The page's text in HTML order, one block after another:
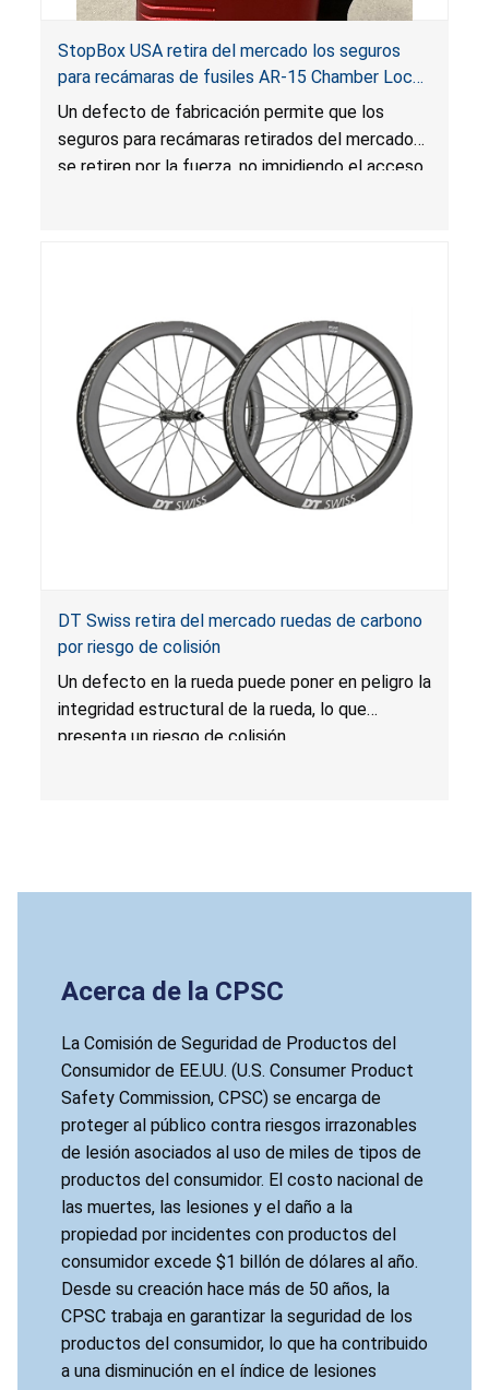
StopBox USA retira del mercado los seguros
para recámaras de fusiles AR-15 Chamber Lock
Pros por riesgo de lesión grave y muerte
Un defecto de fabricación permite que los
seguros para recámaras retirados del mercado
se retiren por la fuerza, no impidiendo el acceso
DT Swiss retira del mercado ruedas de carbono
por riesgo de colisión
Un defecto en la rueda puede poner en peligro la
integridad estructural de la rueda, lo que
presenta un riesgo de colisión.
Acerca de la CPSC
La Comisión de Seguridad de Productos del
Consumidor de EE.UU. (U.S. Consumer Product
Safety Commission, CPSC) se encarga de
proteger al público contra riesgos irrazonables
de lesión asociados al uso de miles de tipos de
productos del consumidor. El costo nacional de
las muertes, las lesiones y el daño a la
propiedad por incidentes con productos del
consumidor excede $1 billón de dólares al año.
Desde su creación hace más de 50 años, la
CPSC trabaja en garantizar la seguridad de los
productos del consumidor, lo que ha contribuido
a una disminución en el índice de lesiones